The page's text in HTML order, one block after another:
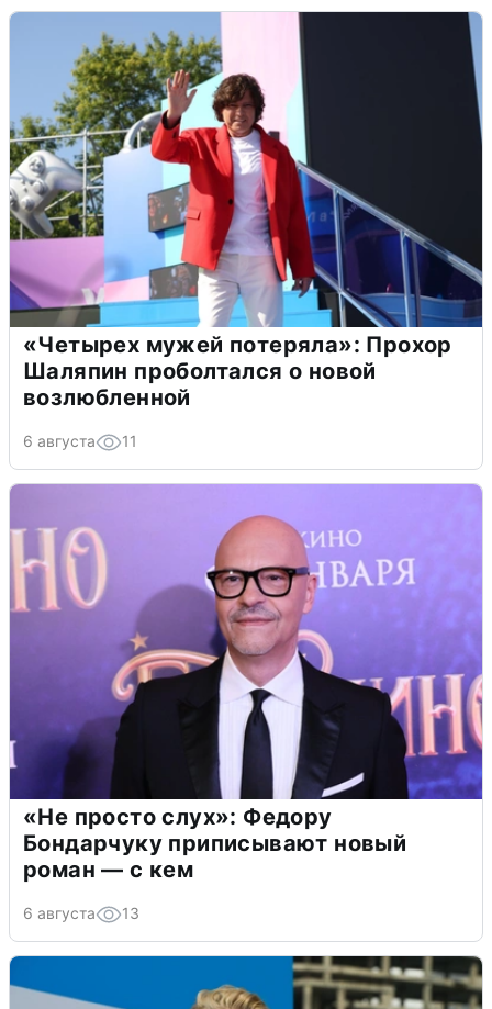
«Четырех мужей потеряла»: Прохор
Шаляпин проболтался о новой
возлюбленной
6 августа 11
«Не просто слух»: Федору
Бондарчуку приписывают новый
роман — с кем
6 августа 13